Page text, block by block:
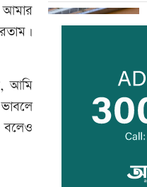
আমার
আমি
বলেও